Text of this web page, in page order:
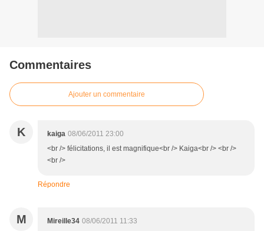
Commentaires
Ajouter un commentaire
K kaiga 08/06/2011 23:00
<br /> félicitations, il est magnifique<br /> Kaiga<br /> <br />
<br />
Répondre
M Mireille34 08/06/2011 11:33